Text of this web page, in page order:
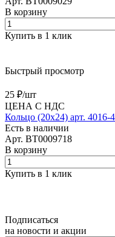
В корзину
Купить в 1 клик
Быстрый просмотр
25 ₽/шт
ЦЕНА С НДС
Кольцо (20х24) арт. 4016-
Есть в наличии
Арт. BT0009718
В корзину
Купить в 1 клик
Подписаться
на новости и акции